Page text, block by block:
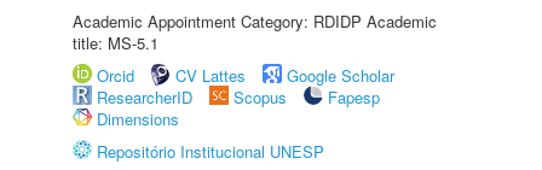
Academic Appointment Category: RDIDP Academic
title: MS-5.1
Orcid
CV Lattes
Google Scholar
ResearcherID
Scopus
Fapesp
Dimensions
Repositório Institucional UNESP